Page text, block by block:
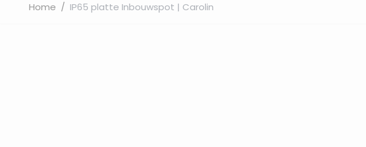
Home / IP65 platte Inbouwspot | Carolin